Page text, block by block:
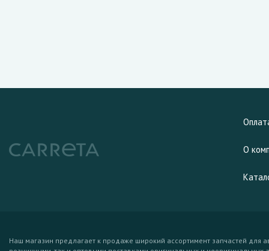
О
Наш магазин предлагает к продаже широкий ассортимент запчастей для